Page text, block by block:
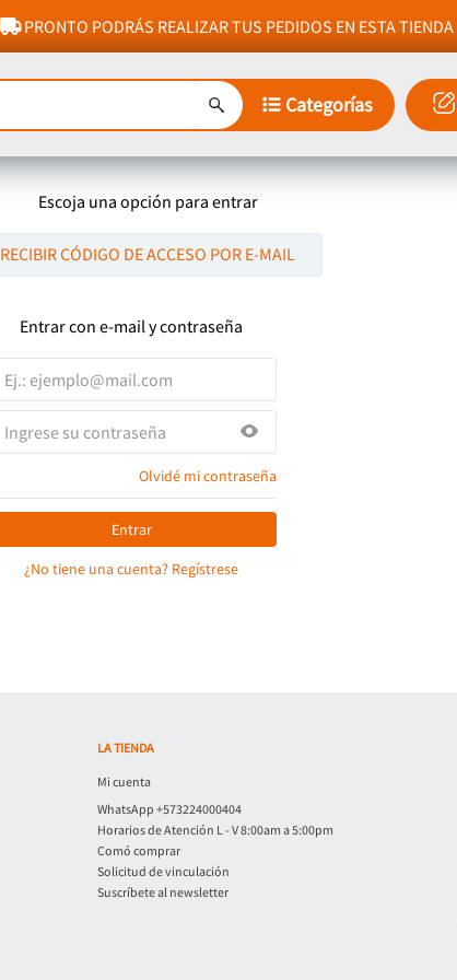
PRONTO PODRÁS REALIZAR TUS PEDIDOS EN ESTA TIENDA
Categorías
Escoja una opción para entrar
RECIBIR CÓDIGO DE ACCESO POR E-MAIL
Entrar con e-mail y contraseña
Olvidé mi contraseña
Entrar
¿No tiene una cuenta? Regístrese
LA TIENDA
Mi cuenta
WhatsApp +573224000404
Horarios de Atención L - V 8:00am a 5:00pm
Comó comprar
Solicitud de vinculación
Suscríbete al newsletter